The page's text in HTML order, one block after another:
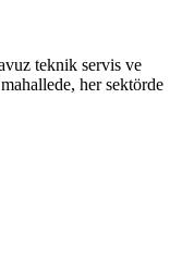
teknik servis ve
her sektörde